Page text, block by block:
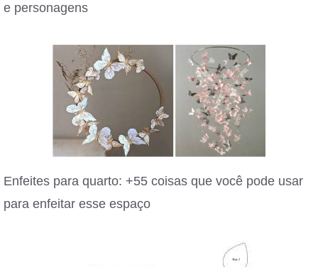
e personagens
Enfeites para quarto: +55 coisas que você pode usar
para enfeitar esse espaço